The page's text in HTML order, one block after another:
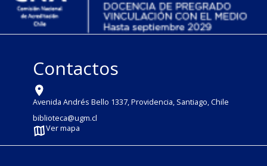
Contactos
Avenida Andrés Bello 1337, Providencia, Santiago, Chile
biblioteca@ugm.cl
Ver mapa